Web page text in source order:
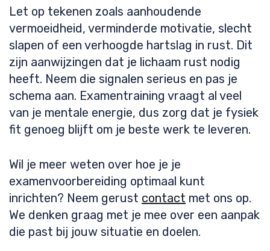
Let op tekenen zoals aanhoudende
vermoeidheid, verminderde motivatie, slecht
slapen of een verhoogde hartslag in rust. Dit
zijn aanwijzingen dat je lichaam rust nodig
heeft. Neem die signalen serieus en pas je
schema aan. Examentraining vraagt al veel
van je mentale energie, dus zorg dat je fysiek
fit genoeg blijft om je beste werk te leveren.
Wil je meer weten over hoe je je
examenvoorbereiding optimaal kunt
inrichten? Neem gerust contact met ons op.
We denken graag met je mee over een aanpak
die past bij jouw situatie en doelen.